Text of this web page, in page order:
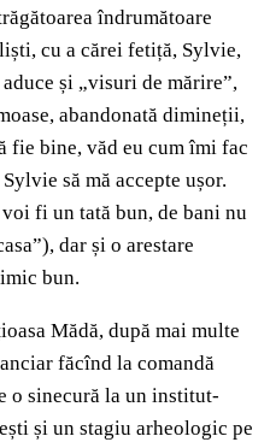
îndrumătoare
cu a cărei fetiță, Sylvie,
și „visuri de mărire”,
abandonată dimineții,
fie bine, văd eu cum îmi fac
să mă accepte ușor.
fi un tată bun, de bani nu
dar și o arestare
bun.
Mădă, după mai multe
făcînd la comandă
o sinecură la un institut-
și un stagiu arheologic pe